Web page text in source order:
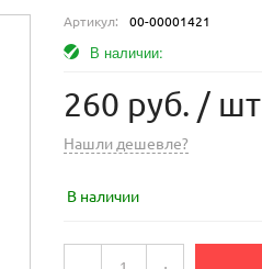
Артикул: 00-00001421
В наличии:
260 руб. / шт
Нашли дешевле?
В наличии